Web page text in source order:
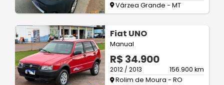
Várzea Grande - MT
Fiat UNO
Manual
R$ 34.900
2012 / 2013
156.900 km
Rolim de Moura - RO